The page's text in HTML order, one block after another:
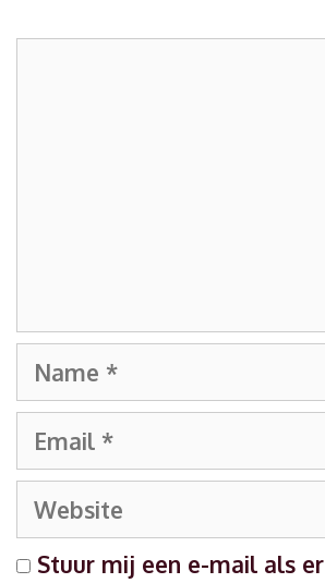
Name
Email
Website
Stuur mij een e-mail als er